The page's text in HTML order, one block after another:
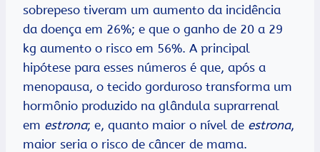
sobrepeso tiveram um aumento da incidência
da doença em 26%; e que o ganho de 20 a 29
kg aumento o risco em 56%. A principal
hipótese para esses números é que, após a
menopausa, o tecido gorduroso transforma um
hormônio produzido na glândula suprarrenal
em estrona; e, quanto maior o nível de estrona,
maior seria o risco de câncer de mama.